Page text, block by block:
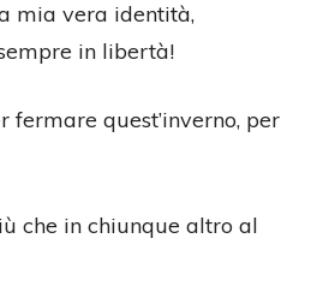
mia vera identità,
in libertà!
fermare quest’inverno, per
che in chiunque altro al